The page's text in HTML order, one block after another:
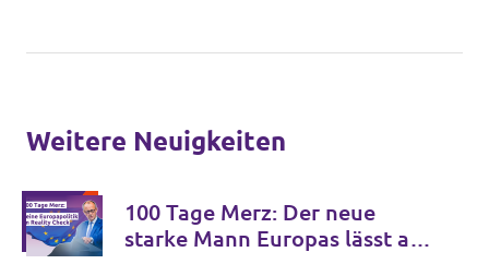
Weitere Neuigkeiten
100 Tage Merz: Der neue
starke Mann Europas lässt auf